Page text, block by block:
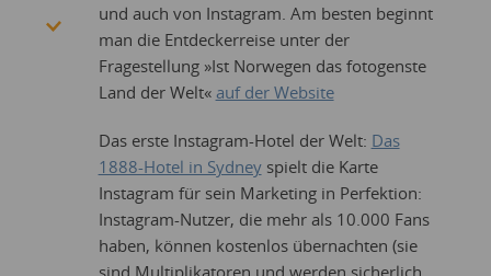
und auch von Instagram. Am besten beginnt
man die Entdeckerreise unter der
Fragestellung »Ist Norwegen das fotogenste
Land der Welt« auf der Website
Das erste Instagram-Hotel der Welt: Das
1888-Hotel in Sydneyspielt die Karte
Instagram für sein Marketing in Perfektion:
Instagram-Nutzer, die mehr als 10.000 Fans
haben, können kostenlos übernachten (sie